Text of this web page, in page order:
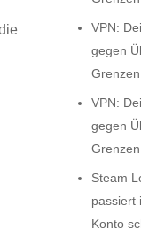
VPN:
gegen
VPN:
gegen
Steam
passiert
Konto